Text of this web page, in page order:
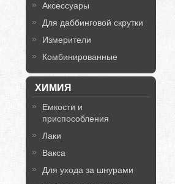
Аксессуары
Для даббинговой скрутки
Измерители
Комбинированные
ХИМИЯ
Емкости и
приспособления
Лаки
Вакса
Для ухода за шнурами